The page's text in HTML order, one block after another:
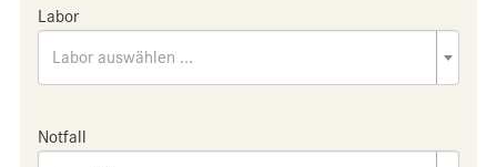
Labor
Labor auswählen ...
Notfall